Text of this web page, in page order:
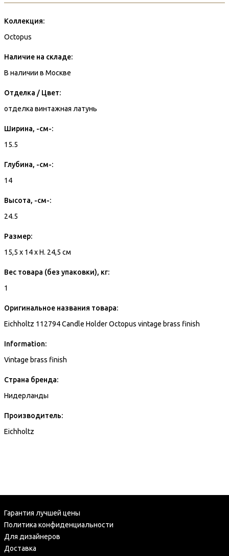
Коллекция:
Octopus
Наличие на складе:
В наличии в Москве
Отделка / Цвет:
отделка винтажная латунь
Ширина, -см-:
15.5
Глубина, -см-:
14
Высота, -см-:
24.5
Размер:
15,5 x 14 x H. 24,5 см
Вес товара (без упаковки), кг:
1
Оригинальное названия товара:
Eichholtz 112794 Candle Holder Octopus vintage brass finish
Information:
Vintage brass finish
Страна бренда:
Нидерланды
Производитель:
Eichholtz
Гарантия лучшей цены
Политика конфиденциальности
Для дизайнеров
Доставка